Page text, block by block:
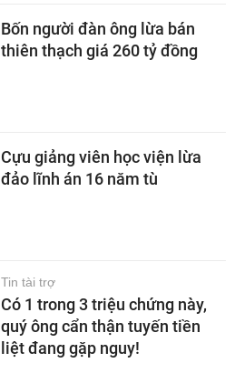
Bốn người đàn ông lừa bán
thiên thạch giá 260 tỷ đồng
Cựu giảng viên học viện lừa
đảo lĩnh án 16 năm tù
Tin tài trợ
Có 1 trong 3 triệu chứng này,
quý ông cẩn thận tuyến tiền
liệt đang gặp nguy!